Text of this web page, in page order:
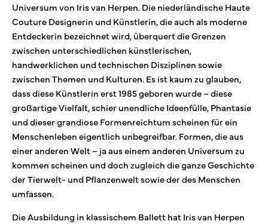
Universum von Iris van Herpen. Die niederländische Haute
Couture Designerin und Künstlerin, die auch als moderne
Entdeckerin bezeichnet wird, überquert die Grenzen
zwischen unterschiedlichen künstlerischen,
handwerklichen und technischen Disziplinen sowie
zwischen Themen und Kulturen. Es ist kaum zu glauben,
dass diese Künstlerin erst 1985 geboren wurde – diese
großartige Vielfalt, schier unendliche Ideenfülle, Phantasie
und dieser grandiose Formenreichtum scheinen für ein
Menschenleben eigentlich unbegreifbar. Formen, die aus
einer anderen Welt – ja aus einem anderen Universum zu
kommen scheinen und doch zugleich die ganze Geschichte
der Tierwelt- und Pflanzenwelt sowie der des Menschen
umfassen.
Die Ausbildung in klassischem Ballett hat Iris van Herpen